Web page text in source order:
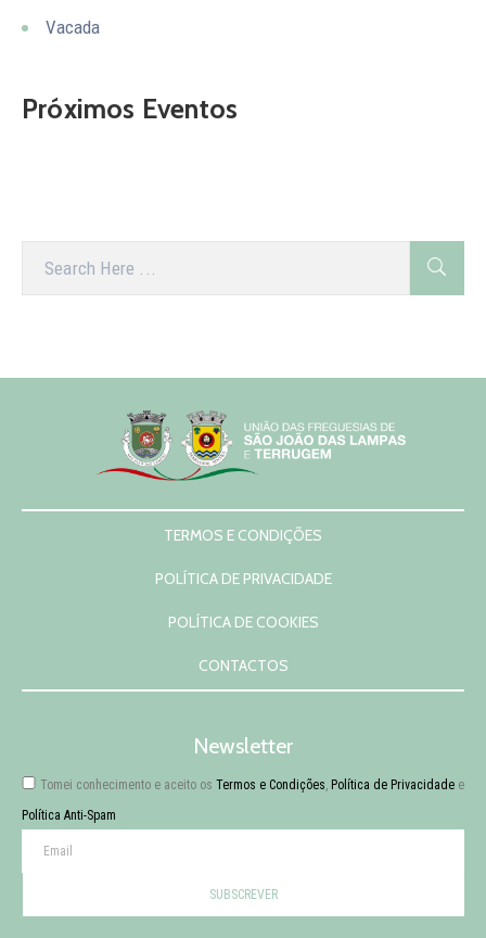
Vacada
Próximos Eventos
TERMOS E CONDIÇÕES
POLÍTICA DE PRIVACIDADE
POLÍTICA DE COOKIES
CONTACTOS
Newsletter
Tomei conhecimento e aceito os Termos e Condições, Política de Privacidade e
Política Anti-Spam
SUBSCREVER